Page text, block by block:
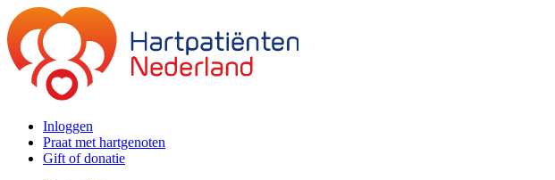
Inloggen
Praat met hartgenoten
Gift of donatie